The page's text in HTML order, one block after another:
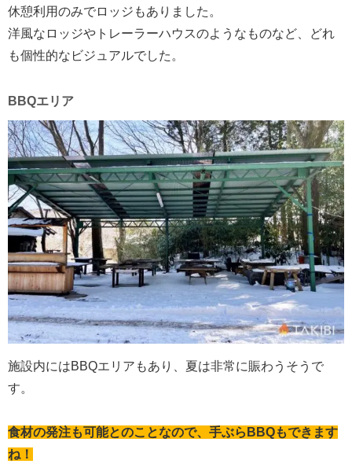
休憩利用のみでロッジもありました。
洋風なロッジやトレーラーハウスのようなものなど、どれ
も個性的なビジュアルでした。
BBQエリア
施設内にはBBQエリアもあり、夏は非常に賑わうそうで
す。
食材の発注も可能とのことなので、手ぶらBBQもできます
ね！